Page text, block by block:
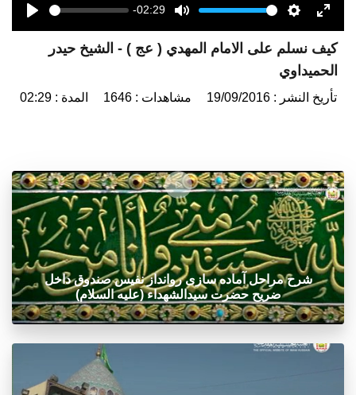
Play
Seek -02:29
Mute
Volume
Settings
Enter
كيف نسلم على الامام المهدي ( عج ) - الشيخ حيدر
الحميداوي
تأريخ النشر : 19/09/2016 مشاهدات : 1646 المدة : 02:29
شرح مراحل آماده سازی روانداز نفیس صندوق داخل
ضریح حضرت سیدالشهداء (علیه السلام)